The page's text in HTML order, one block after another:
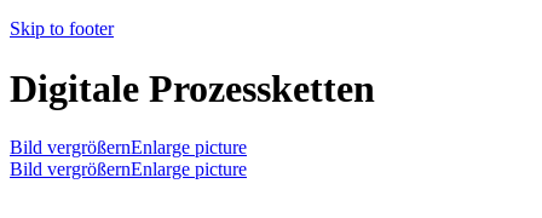
Skip to footer
Digitale Prozessketten
Bild vergrößernEnlarge picture
Bild vergrößernEnlarge picture